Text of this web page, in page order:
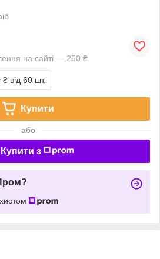
на сайті — 250 ₴
₴ від 60 шт.
Купити
або
Купити з